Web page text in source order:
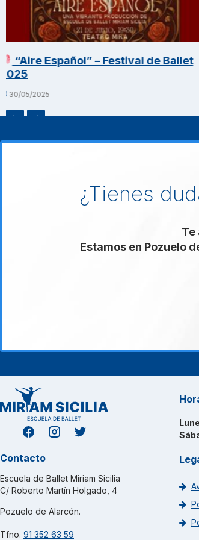
Anexo Danza – un nuevo
¿Tienes
Te
Estamos en Pozuelo
Contacto
Escuela de Ballet Miriam Sicilia
C/ Roberto Martín Holgado, 4
Pozuelo de Alarcón.
Tfno. 91 352 63 59